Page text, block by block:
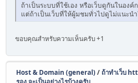
ถ้าเป็นระบบที่ใช้เอง หรือเว็บดูกันในองค์
แต่ถ้าเป็นเว็บที่ให้ผู้มชมทั่วไปดูไม่แนะน
ขอบคุณสำหรับความเห็นครับ +1
Host & Domain (general) / ถ้าทำเว็บ